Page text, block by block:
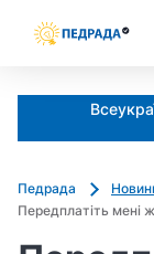
Педрада
Передплатіть мені